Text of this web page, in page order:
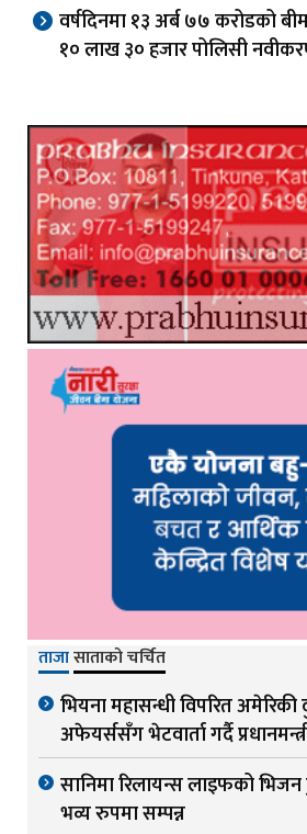
वर्षदिनमा १३ अर्ब ७७ करोडको
१० लाख ३० हजार पोलिसी
ताजासाताको चर्चित
भियना महासन्धी विपरित अमेरिकी
अफेयर्ससँग भेटवार्ता गर्दै
सानिमा रिलायन्स लाइफको
भव्य रुपमा सम्पन्न